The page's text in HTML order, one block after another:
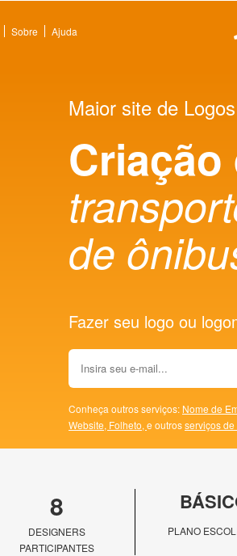
Sobre Ajuda
Maior site de
Criação
de
Fazer seu logo ou
Conheça outros serviços: Nome de
Website, Folheto, e outrosserviços
8
DESIGNERS
PARTICIPANTES
PLANO